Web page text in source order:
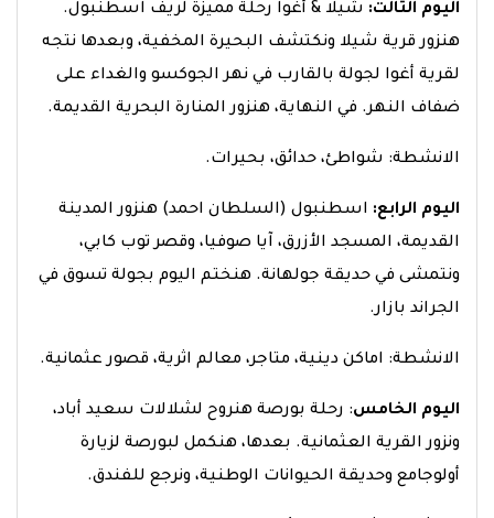
اليوم التالت: شيلا & أغوا رحلة مميزة لريف اسطنبول.
هنزور قرية شيلا ونكتشف البحيرة المخفية، وبعدها نتجه
لقرية أغوا لجولة بالقارب في نهر الجوكسو والغداء على
ضفاف النهر. في النهاية، هنزور المنارة البحرية القديمة.
الانشطة: شواطئ، حدائق، بحيرات.
اليوم الرابع: اسطنبول (السلطان احمد) هنزور المدينة
القديمة، المسجد الأزرق، آيا صوفيا، وقصر توب كابي،
ونتمشى في حديقة جولهانة. هنختم اليوم بجولة تسوق في
الجراند بازار.
الانشطة: اماكن دينية، متاجر، معالم اثرية، قصور عثمانية.
اليوم الخامس: رحلة بورصة هنروح لشلالات سعيد أباد،
ونزور القرية العثمانية. بعدها، هنكمل لبورصة لزيارة
أولوجامع وحديقة الحيوانات الوطنية، ونرجع للفندق.